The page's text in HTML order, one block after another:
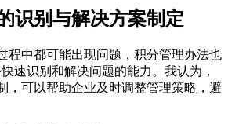
识别与解决方案制定
程中都可能出现问题，积分管理办法也
速识别和解决问题的能力。我认为，
，可以帮助企业及时调整管理策略，避